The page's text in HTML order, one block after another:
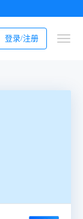
登录/注册